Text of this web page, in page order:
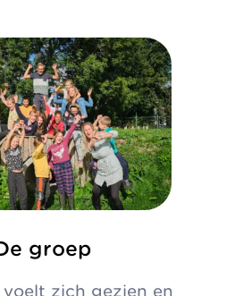
groep
zich gezien en